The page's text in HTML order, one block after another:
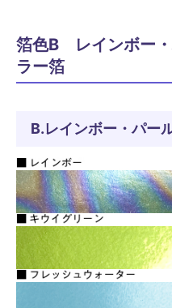
箔色B レインボー
ラー箔
B.レインボー・パー